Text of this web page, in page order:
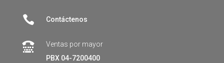
 Contáctenos

Ventas por mayor
PBX 04-7200400